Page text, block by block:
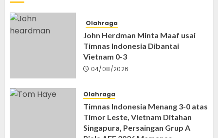
Olahraga
John Herdman Minta Maaf usai
Timnas Indonesia Dibantai
Vietnam 0-3
04/08/2026
Olahraga
Timnas Indonesia Menang 3-0 atas
Timor Leste, Vietnam Ditahan
Singapura, Persaingan Grup A